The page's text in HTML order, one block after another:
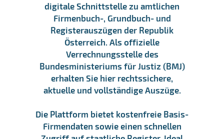
digitale Schnittstelle zu amtlichen
Firmenbuch-, Grundbuch- und
Registerauszügen der Republik
Österreich. Als offizielle
Verrechnungsstelle des
Bundesministeriums für Justiz (BMJ)
erhalten Sie hier rechtssichere,
aktuelle und vollständige Auszüge.
Die Plattform bietet kostenfreie Basis-
Firmendaten sowie einen schnellen